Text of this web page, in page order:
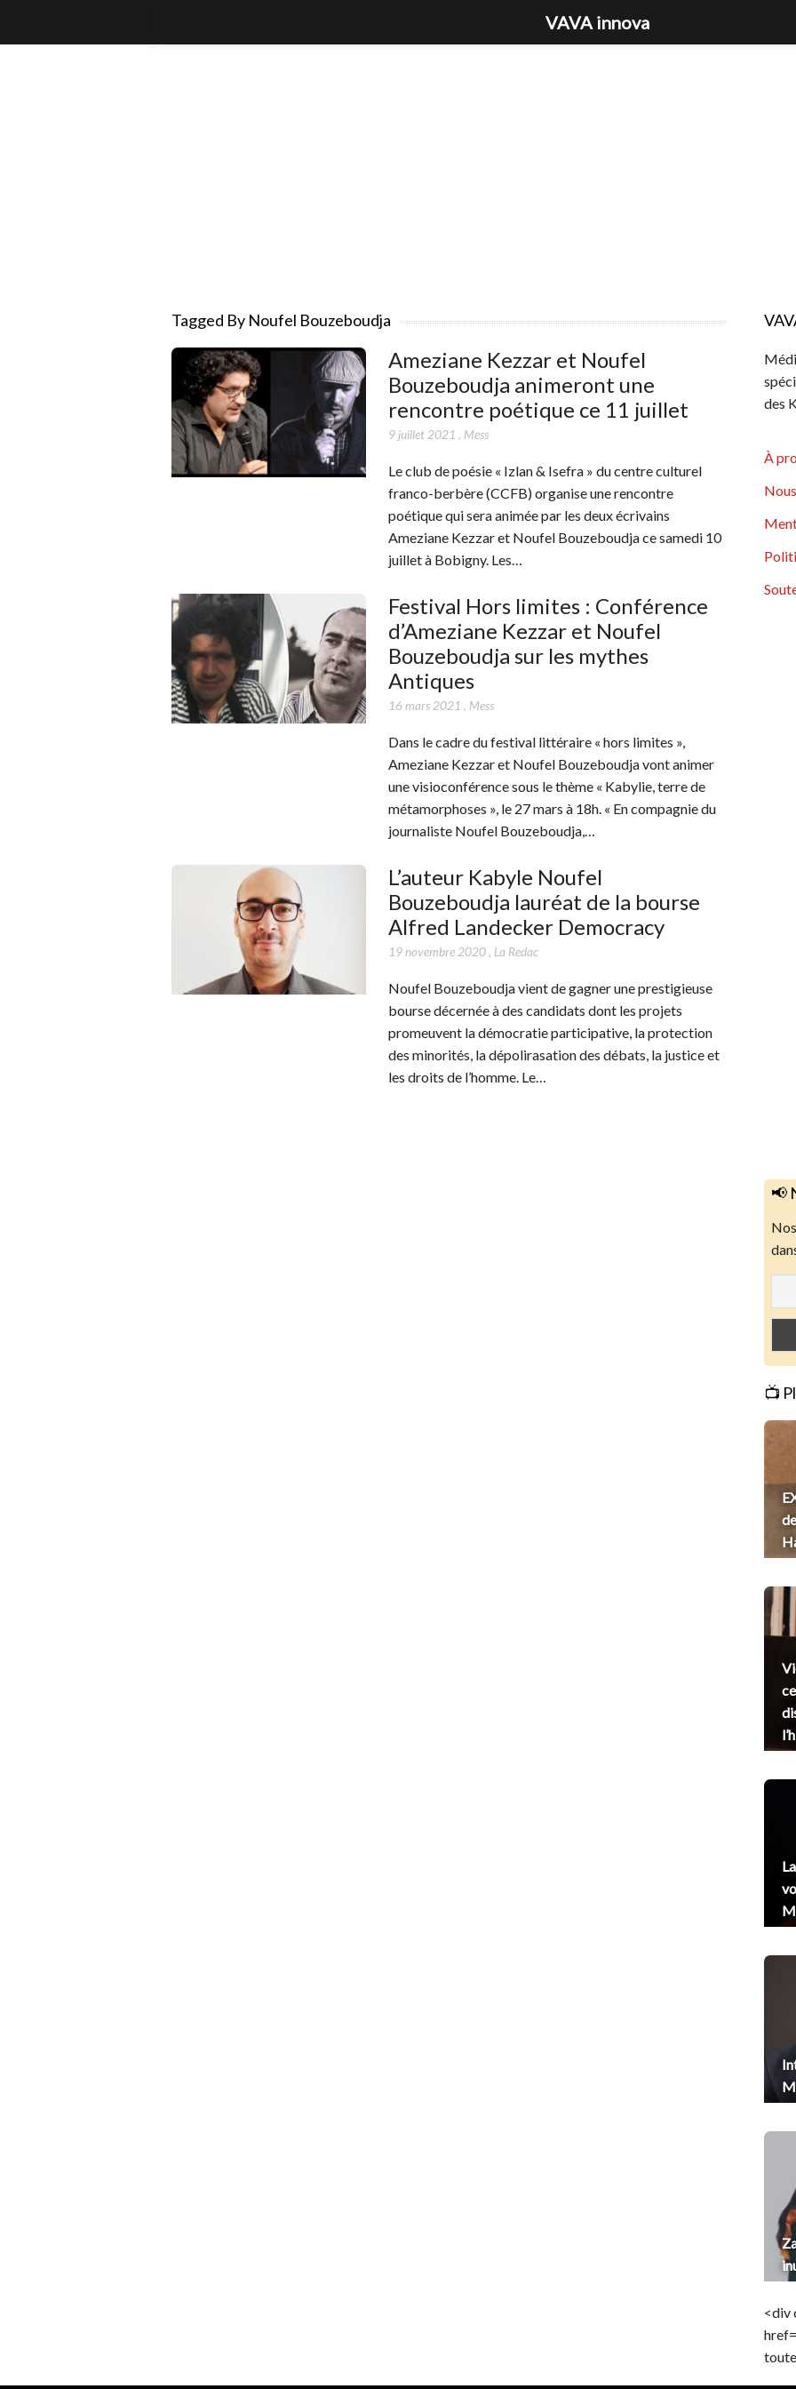
Tagged By Noufel Bouzeboudja
Ameziane Kezzar et Noufel
Bouzeboudja animeront une
rencontre poétique ce 11 juillet
9 juillet 2021 , Mess
Le club de poésie « Izlan & Isefra » du centre culturel
franco-berbère (CCFB) organise une rencontre
poétique qui sera animée par les deux écrivains
Ameziane Kezzar et Noufel Bouzeboudja ce samedi 10
juillet à Bobigny. Les…
Festival Hors limites : Conférence
d’Ameziane Kezzar et Noufel
Bouzeboudja sur les mythes
Antiques
16 mars 2021 , Mess
Dans le cadre du festival littéraire « hors limites »,
Ameziane Kezzar et Noufel Bouzeboudja vont animer
une visioconférence sous le thème « Kabylie, terre de
métamorphoses », le 27 mars à 18h. « En compagnie du
journaliste Noufel Bouzeboudja,…
L’auteur Kabyle Noufel
Bouzeboudja lauréat de la bourse
Alfred Landecker Democracy
19 novembre 2020, La Redac
Noufel Bouzeboudja vient de gagner une prestigieuse
bourse décernée à des candidats dont les projets
promeuvent la démocratie participative, la protection
des minorités, la dépolirasation des débats, la justice et
les droits de l’homme. Le…
des
À
📢
📺
<div
VAVA innova